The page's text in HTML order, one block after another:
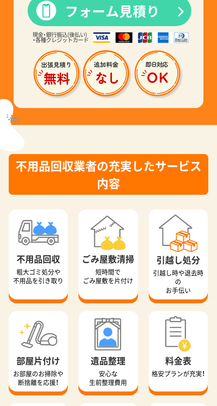
フォーム見積り
現金・銀行振込(後払い)
・各種クレジットカード
不用品回収業者の充実したサービス
内容
不用品回収
粗大ゴミ処分や
不用品を引き取り
ごみ屋敷清掃
短時間で
ごみ屋敷を片付け
引越し処分
引越し時や退去時
の
お手伝い
部屋片付け
お部屋のお掃除や
断捨離を応援！
遺品整理
安心な
生前整理費用
料金表
格安プランが充実！